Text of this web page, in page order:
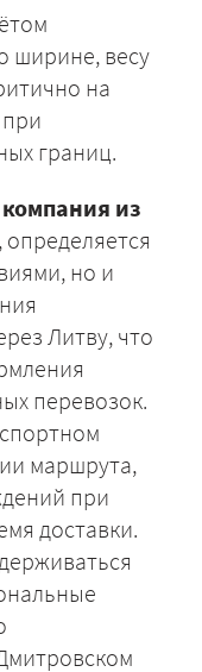
ширине, весу
на
границ.
из
, определяется
но и
Литву, что
перевозок.
маршрута,
при
доставки.
05-23